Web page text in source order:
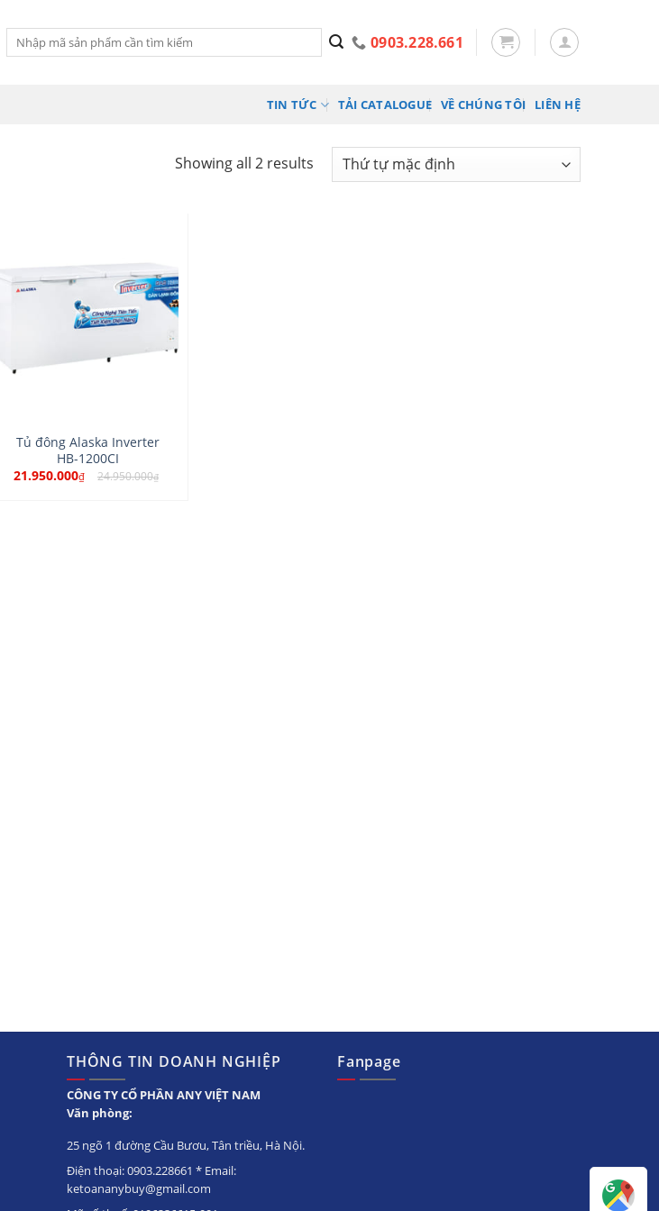
Tìm
kiếm:
0903.228.661
TIN TỨC TẢI CATALOGUE VỀ CHÚNG TÔI LIÊN HỆ
Showing all 2 results
Tủ đông Alaska Inverter
HB-1200CI
21.950.000₫ 24.950.000₫
THÔNG TIN DOANH NGHIỆP
CÔNG TY CỔ PHẦN ANY VIỆT NAM
Văn phòng:
25 ngõ 1 đường Cầu Bươu, Tân triều, Hà Nội.
Điện thoại: 0903.228661 * Email:
ketoananybuy@gmail.com
Fanpage